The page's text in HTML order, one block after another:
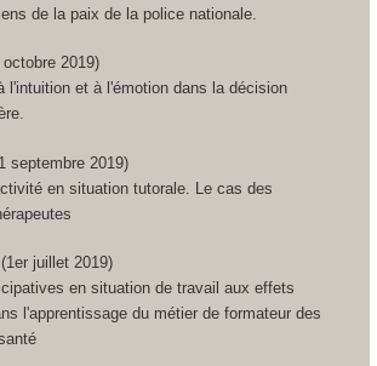
de la paix de la police nationale.
2019)
l'intuition et à l'émotion dans la décision
septembre 2019)
en situation tutorale. Le cas des
(1er juillet 2019)
en situation de travail aux effets
l'apprentissage du métier de formateur des